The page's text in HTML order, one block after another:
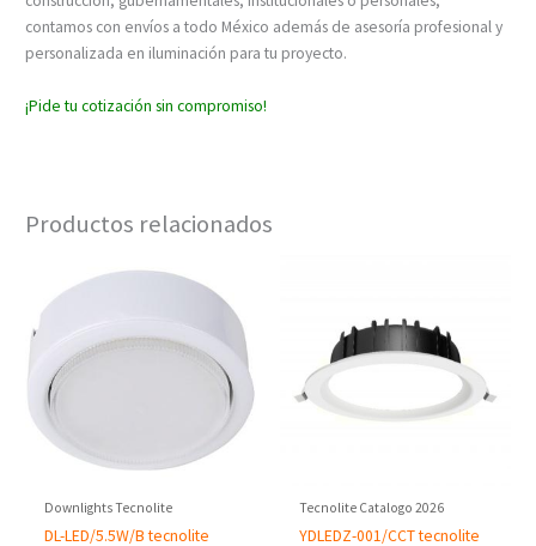
contamos con envíos a todo México además de asesoría profesional y
personalizada en iluminación para tu proyecto.
¡Pide tu cotización sin compromiso!
Productos relacionados
Downlights Tecnolite
DL-LED/5.5W/B tecnolite
Tecnolite Catalogo 2026
YDLEDZ-001/CCT tecnolite